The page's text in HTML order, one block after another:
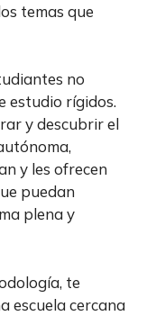
temas que
no
estudio rígidos.
y descubrir el
y les ofrecen
puedan
plena y
te
escuela cercana